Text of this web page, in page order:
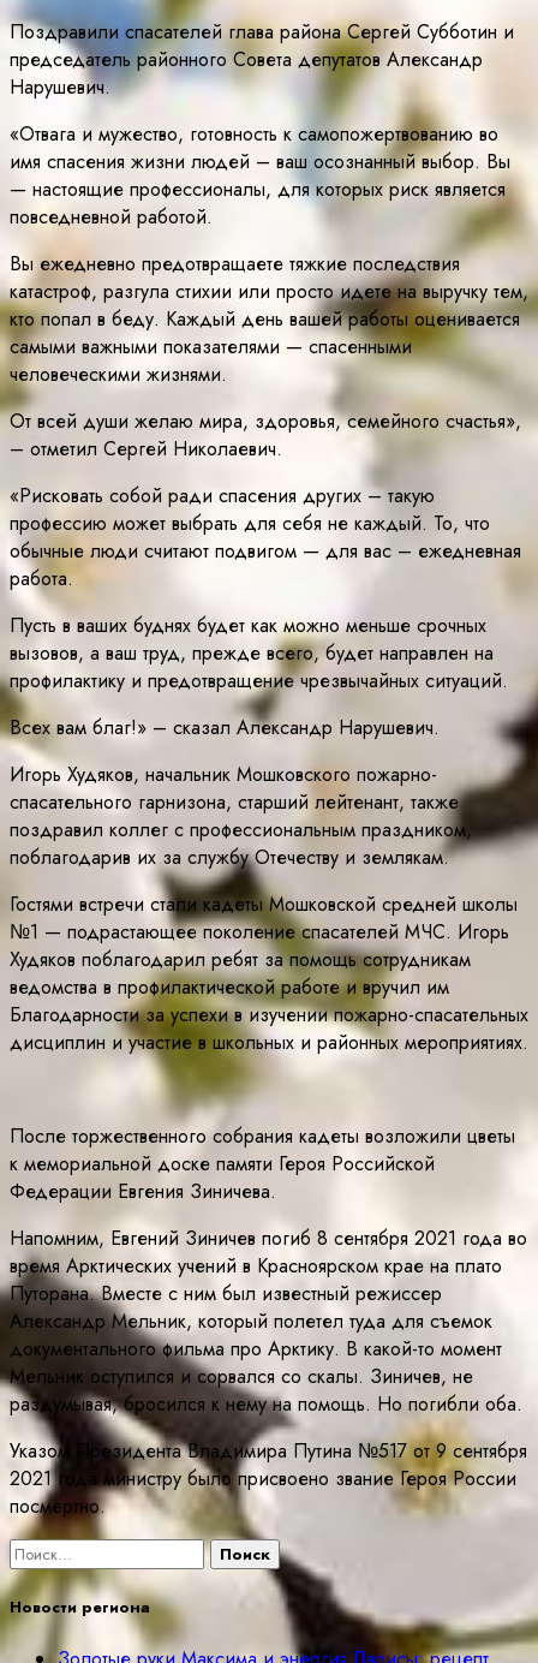
Поздравили спасателей глава района Сергей Субботин и
председатель районного Совета депутатов Александр
Нарушевич.
«Отвага и мужество, готовность к самопожертвованию во
имя спасения жизни людей – ваш осознанный выбор. Вы
— настоящие профессионалы, для которых риск является
повседневной работой.
Вы ежедневно предотвращаете тяжкие последствия
катастроф, разгула стихии или просто идете на выручку тем,
кто попал в беду. Каждый день вашей работы оценивается
самыми важными показателями — спасенными
человеческими жизнями.
От всей души желаю мира, здоровья, семейного счастья»,
– отметил Сергей Николаевич.
«Рисковать собой ради спасения других – такую
профессию может выбрать для себя не каждый. То, что
обычные люди считают подвигом — для вас – ежедневная
работа.
Пусть в ваших буднях будет как можно меньше срочных
вызовов, а ваш труд, прежде всего, будет направлен на
профилактику и предотвращение чрезвычайных ситуаций.
Всех вам благ!» – сказал Александр Нарушевич.
Игорь Худяков, начальник Мошковского пожарно-
спасательного гарнизона, старший лейтенант, также
поздравил коллег с профессиональным праздником,
поблагодарив их за службу Отечеству и землякам.
Гостями встречи стали кадеты Мошковской средней школы
№1 — подрастающее поколение спасателей МЧС. Игорь
Худяков поблагодарил ребят за помощь сотрудникам
ведомства в профилактической работе и вручил им
Благодарности за успехи в изучении пожарно-спасательных
дисциплин и участие в школьных и районных мероприятиях.
После торжественного собрания кадеты возложили цветы
к мемориальной доске памяти Героя Российской
Федерации Евгения Зиничева.
Напомним, Евгений Зиничев погиб 8 сентября 2021 года во
время Арктических учений в Красноярском крае на плато
Путорана. Вместе с ним был известный режиссер
Александр Мельник, который полетел туда для съемок
документального фильма про Арктику. В какой-то момент
Мельник оступился и сорвался со скалы. Зиничев, не
раздумывая, бросился к нему на помощь. Но погибли оба.
Указом Президента Владимира Путина №517 от 9 сентября
2021 года министру было присвоено звание Героя России
посмертно.
Найти:
Новости региона